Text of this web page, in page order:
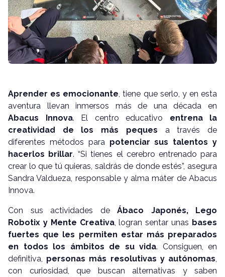
Aprender es emocionante, tiene que serlo, y en esta
aventura llevan inmersos más de una década en
Abacus Innova. El centro educativo entrena la
creatividad de los más peques a través de
diferentes métodos para potenciar sus talentos y
hacerlos brillar. “Si tienes el cerebro entrenado para
crear lo que tú quieras, saldrás de donde estés”, asegura
Sandra Valdueza, responsable y alma máter de Abacus
Innova.
Con sus actividades de Ábaco Japonés, Lego
Robotix y Mente Creativa, logran sentar unas bases
fuertes que les permiten estar más preparados
en todos los ámbitos de su vida. Consiguen, en
definitiva, personas más resolutivas y autónomas,
con curiosidad, que buscan alternativas y saben